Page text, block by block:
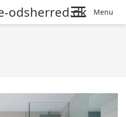
odsherred.dk Menu